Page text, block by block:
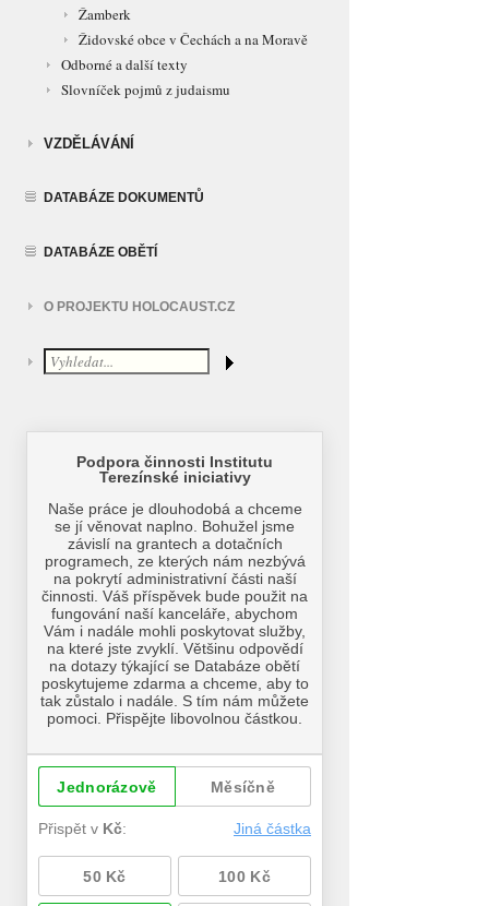
Žamberk
Židovské obce v Čechách a na Moravě
Odborné a další texty
Slovníček pojmů z judaismu
VZDĚLÁVÁNÍ
DATABÁZE DOKUMENTŮ
DATABÁZE OBĚTÍ
O PROJEKTU HOLOCAUST.CZ